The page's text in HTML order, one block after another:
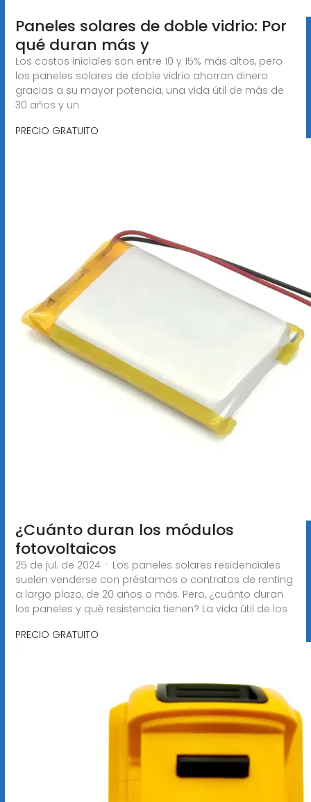
Paneles solares de doble vidrio: Por
qué duran más y
Los costos iniciales son entre 10 y 15% más altos, pero
los paneles solares de doble vidrio ahorran dinero
gracias a su mayor potencia, una vida útil de más de
30 años y un
PRECIO GRATUITO
¿Cuánto duran los módulos
fotovoltaicos
25 de jul. de 2024 · Los paneles solares residenciales
suelen venderse con préstamos o contratos de renting
a largo plazo, de 20 años o más. Pero, ¿cuánto duran
los paneles y qué resistencia tienen? La vida útil de los
PRECIO GRATUITO